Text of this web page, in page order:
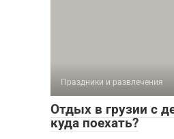
Праздники и развлечения
Отдых в грузии с
куда поехать?